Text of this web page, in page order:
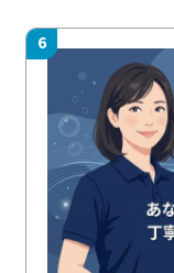
6